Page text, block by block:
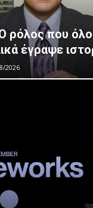
ρόλος που
έγραψε
2026